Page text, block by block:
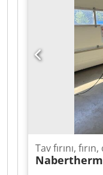
Uzunluğu
Maks. Sıcaklık
Değer Vergisi:
hariçtir. Crodpfx
Vergisi/Fark
vergisi
için her zaman
mevcuttur.
Tav fırını,
Nabertherm